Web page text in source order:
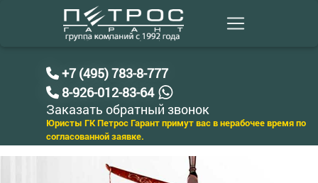
+7 (495) 783-8-777
8-926-012-83-64
Заказать обратный звонок
Юристы ГК Петрос Гарант примут вас в нерабочее время по
согласованной заявке.